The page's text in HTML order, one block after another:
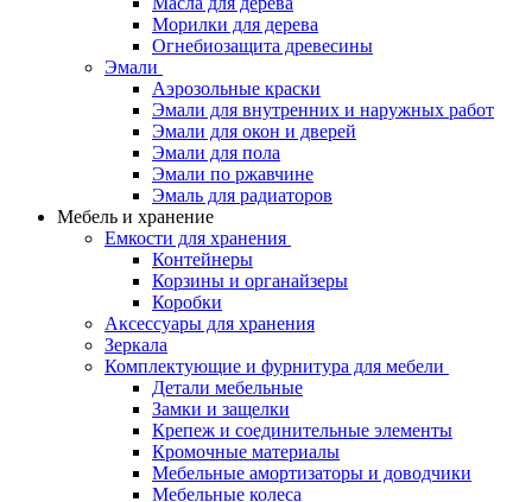
Морилки для дерева
Огнебиозащита древесины
Эмали
Аэрозольные краски
Эмали для внутренних и наружных работ
Эмали для окон и дверей
Эмали для пола
Эмали по ржавчине
Эмаль для радиаторов
Мебель и хранение
Емкости для хранения
Контейнеры
Корзины и органайзеры
Коробки
Аксессуары для хранения
Зеркала
Комплектующие и фурнитура для мебели
Детали мебельные
Замки и защелки
Крепеж и соединительные элементы
Кромочные материалы
Мебельные амортизаторы и доводчики
Мебельные колеса